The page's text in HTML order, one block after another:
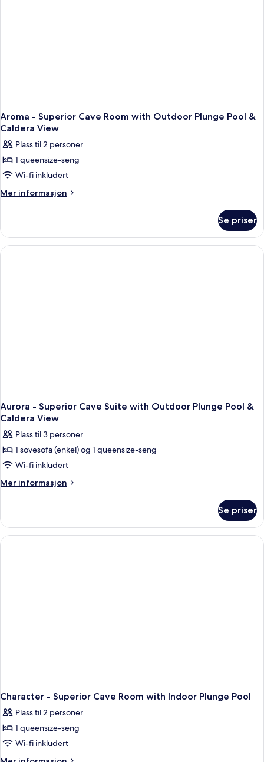
Aroma - Superior Cave Room with Outdoor Plunge Pool &
Caldera View
Plass til 2 personer
1 queensize-seng
Wi-fi inkludert
Mer informasjon
Mer
-
Superior
Cave
Se priser
Aurora - Superior Cave Suite with Outdoor Plunge Pool &
Caldera View
Plass til 3 personer
1 sovesofa (enkel) og 1 queensize-seng
Wi-fi inkludert
Mer informasjon
Mer
-
Superior
Cave
Se priser
Character - Superior Cave Room with Indoor Plunge Pool
Plass til 2 personer
1 queensize-seng
Wi-fi inkludert